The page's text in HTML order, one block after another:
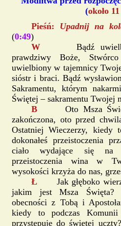
(około
Pieśń: Upadnij na
(0:49)
W Bądź
prawdziwy Boże,
uwielbiony w tajemnicy
sióstr i braci. Bądź
Sakramentu, którym
Świętej – sakramentu Twojej
BOto Msza
zakończona, oto przed
Ostatniej Wieczerzy, kiedy
dokonałeś przeistoczenia
ciało wydające się na
przeistoczenia wina w
wysokości krzyża do nas,
Ł Jak głęboko
jakim jest Msza Święta?
obecności z Tobą i
kiedy to podczas
przystępuję do świętej